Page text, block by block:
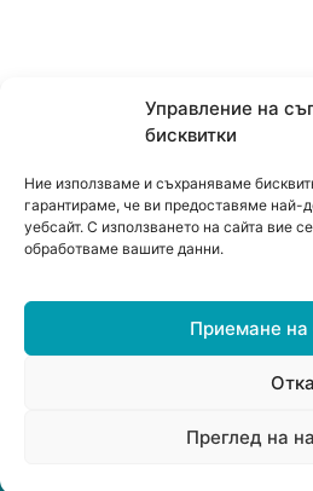
Управление на
бисквитки
Ние използваме и съхраняваме
гарантираме, че ви предоставяме
уебсайт. С използването на сайта вие
обработваме вашите данни.
Приемане на
Преглед на